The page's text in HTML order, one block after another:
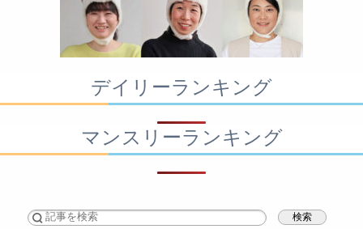
デイリーランキング
マンスリーランキング
検索